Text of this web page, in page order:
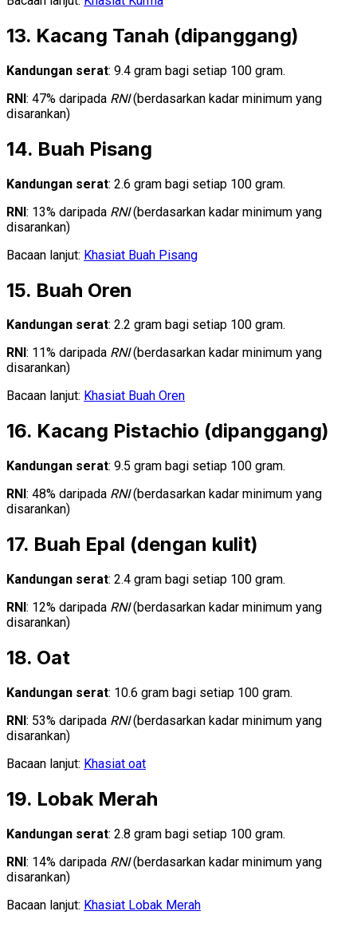
13. Kacang Tanah (dipanggang)
Kandungan serat: 9.4 gram bagi setiap 100 gram.
RNI: 47% daripada RNI(berdasarkan kadar minimum yang
disarankan)
14. Buah Pisang
Kandungan serat: 2.6 gram bagi setiap 100 gram.
RNI: 13% daripada RNI(berdasarkan kadar minimum yang
disarankan)
Bacaan lanjut: Khasiat Buah Pisang
15. Buah Oren
Kandungan serat: 2.2 gram bagi setiap 100 gram.
RNI : 11% daripada RNI(berdasarkan kadar minimum yang
disarankan)
Bacaan lanjut: Khasiat Buah Oren
16. Kacang Pistachio (dipanggang)
Kandungan serat: 9.5 gram bagi setiap 100 gram.
RNI : 48% daripada RNI(berdasarkan kadar minimum yang
disarankan)
17. Buah Epal (dengan kulit)
Kandungan serat: 2.4 gram bagi setiap 100 gram.
RNI: 12% daripada RNI(berdasarkan kadar minimum yang
disarankan)
18. Oat
Kandungan serat: 10.6 gram bagi setiap 100 gram.
RNI: 53% daripada RNI(berdasarkan kadar minimum yang
disarankan)
Bacaan lanjut: Khasiat oat
19. Lobak Merah
Kandungan serat: 2.8 gram bagi setiap 100 gram.
RNI: 14% daripada RNI(berdasarkan kadar minimum yang
disarankan)
Bacaan lanjut: Khasiat Lobak Merah